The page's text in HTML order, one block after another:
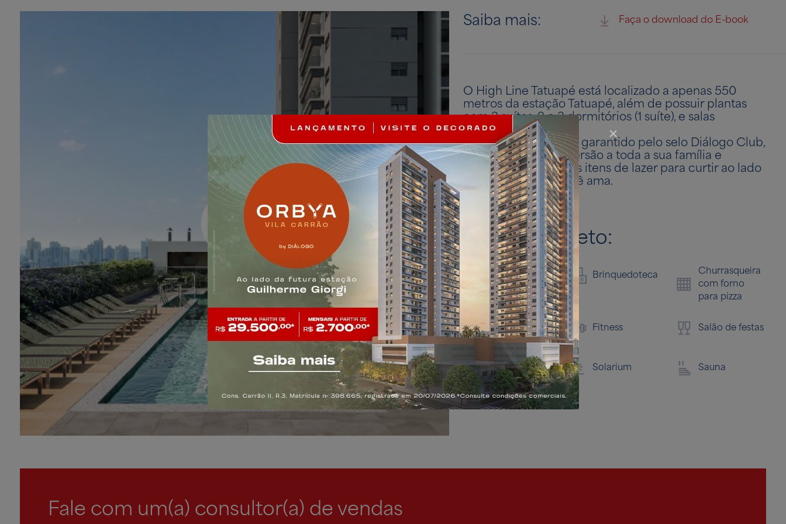
Banheiro Suíte 2 - 110m²
Banheiro Suíte 2 - 110m²
Suíte 3 - 110m²
Suíte 3 - 110m²
Saiba mais: Faça o download do E-book
O High Line Tatuapé está localizado a apenas 550
metros da estação Tatuapé, além de possuir plantas
com 3 suítes, 2 e 3 dormitórios (1 suíte), e salas
comerciais.
O lazer é completo e garantido pelo selo Diálogo Club,
proporcionando diversão a toda a sua família e
amigos, com diversos itens de lazer para curtir ao lado
das pessoas que você ama.
Lazer completo:
Bicicletário Brinquedoteca
Churrasqueira
com forno
para pizza
Descanso
sauna
Fitness Salão de festas
Salão de jogos Solarium Sauna
Fale com um(a) consultor(a) de vendas